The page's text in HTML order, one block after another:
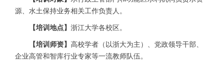
源、水土保持业务相关工作负责人。
【培训地点】 浙江大学各校区。
【培训师资】 高校学者（以浙大为主）、党政领导干部、
企业高管和智库行业专家等一流教师队伍。